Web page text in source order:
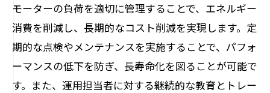
モーターの負荷を適切に管理することで、エネルギー
消費を削減し、長期的なコスト削減を実現します。定
期的な点検やメンテナンスを実施することで、パフォ
ーマンスの低下を防ぎ、長寿命化を図ることが可能で
す。また、運用担当者に対する継続的な教育とトレー